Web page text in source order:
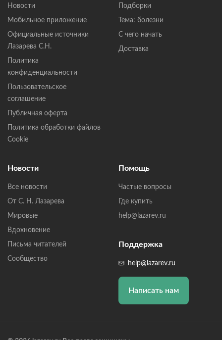
Новости
Мобильное приложение
Официальные источники
Лазарева С.Н.
Политика
конфиденциальности
Пользовательское
соглашение
Публичная оферта
Политика обработки файлов
Cookie
Подборки
Тема: болезни
С чего начать
Доставка
Новости
Все новости
От С. Н. Лазарева
Мировые
Вдохновение
Письма читателей
Сообщество
Помощь
Частые вопросы
Где купить
help@lazarev.ru
Поддержка
help@lazarev.ru
Написать нам